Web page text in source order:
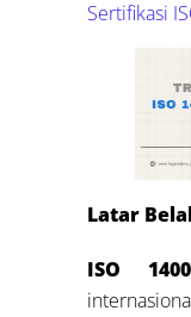
Sertifikasi
Latar
ISO